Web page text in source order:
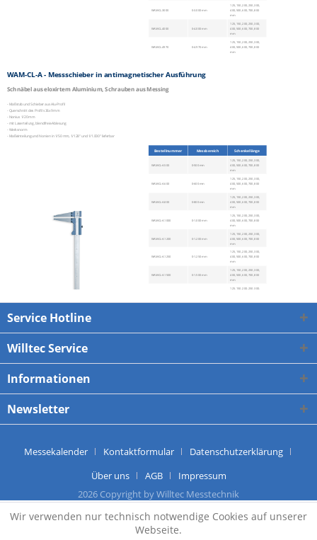
WAM-CL.3000 0-3.000 mm
125, 150, 200, 250, 300,
400, 500, 600, 700, 800
mm
WAM-CL.4000 0-4.000 mm
125, 150, 200, 250, 300,
400, 500, 600, 700, 800
mm
WAM-CL.4970 0-4.970 mm
125, 150, 200, 250, 300,
400, 500, 600, 700, 800
mm
WAM-CL-A - Messschieber in antimagnetischer Ausführung
Schnäbel aus eloxirtem Aluminium, Schrauben aus Messing
- Maßstab und Schieber aus Alu-Profil
- Querschnitt des Profils 36x9 mm
- Nonius 1/20 mm
- mit Laserteilung, blendfreie Ablesung
- Werksnorm
- Maßeinteilung und Nonien in 1/50 mm, 1/128" und 1/1.000" lieferbar
Bestellnummer Messbereich Schenkellänge
WAM-CL-A.500 0-500 mm
125, 150, 200, 250, 300,
400, 500, 600, 700, 800
mm
WAM-CL-A.600 0-600 mm
125, 150, 200, 250, 300,
400, 500, 600, 700, 800
mm
WAM-CL-A.800 0-800 mm
125, 150, 200, 250, 300,
400, 500, 600, 700, 800
mm
WAM-CL-A.1000 0-1.000 mm
125, 150, 200, 250, 300,
400, 500, 600, 700, 800
mm
WAM-CL-A.1200 0-1.200 mm
125, 150, 200, 250, 300,
400, 500, 600, 700, 800
mm
WAM-CL-A.1250 0-1.250 mm
125, 150, 200, 250, 300,
400, 500, 600, 700, 800
mm
WAM-CL-A.1500 0-1.500 mm
125, 150, 200, 250, 300,
400, 500, 600, 700, 800
mm
125, 150, 200, 250, 300,
Service Hotline
Willtec Service
Informationen
Newsletter
Messekalender Kontaktformular
Datenschutzerklärung
Über uns
AGB
Impressum
2026 Copyright by Willtec Messtechnik
Wir verwenden nur technisch notwendige Cookies auf unserer
Webseite.